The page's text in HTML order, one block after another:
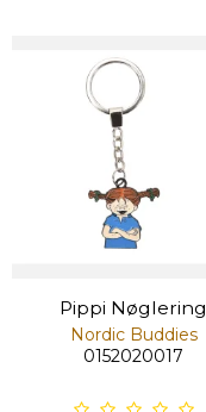
Pippi Nøglering
Nordic Buddies
0152020017